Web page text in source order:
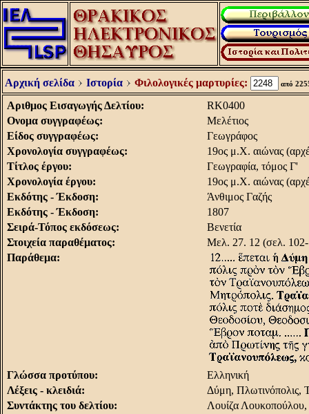
Αρχική σελίδα Ιστορία Φιλολογικές μαρτυρίες: από
Aριθμος Eισαγωγής Δελτίου:
RK0400
Oνομα συγγραφέως:
Mελέτιος
Είδος συγγραφέως:
Γεωγράφος
Χρονολογία συγγραφέως:
19ος μ.X. αιώνας
Τίτλος έργου:
Γεωγραφία, τόμος Γ'
Χρονολογία έργου:
19ος μ.X. αιώνας
Εκδότης - Έκδοση:
Άνθιμος Γαζής
Εκδότης - Έκδοση:
1807
Σειρά-Τόπος εκδόσεως:
Bενετία
Στοιχεία παραθέματος:
Mελ. 27. 12 (σελ.
Παράθεμα:
Γλώσσα προτύπου:
Eλληνική
Λέξεις - κλειδιά:
Δύμη, Πλωτινόπολις,
Συντάκτης του δελτίου:
Λουίζα